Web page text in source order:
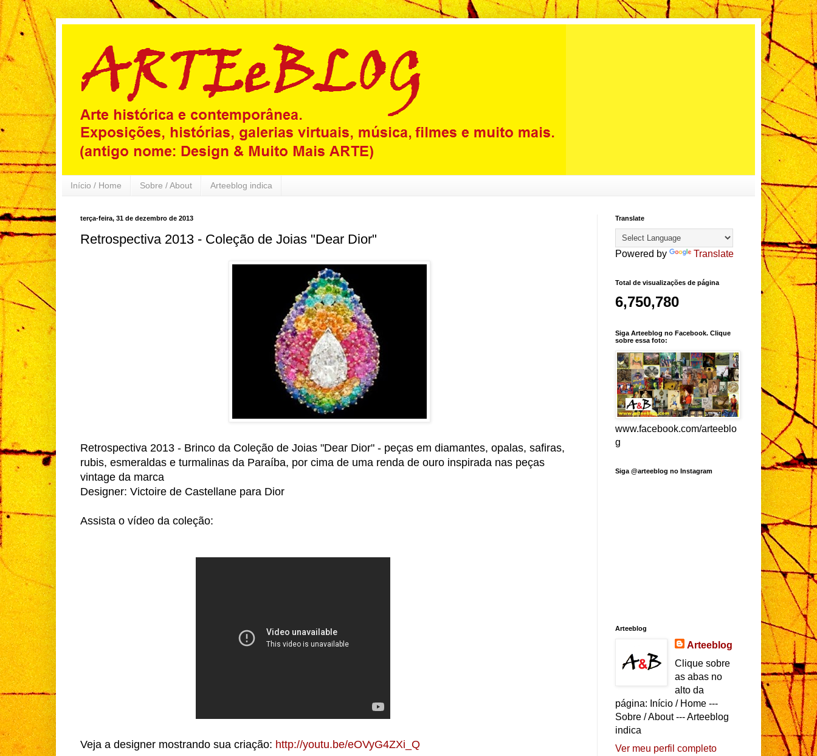
Início / Home Sobre / About Arteeblog indica
terça-feira, 31 de dezembro de 2013
Retrospectiva 2013 - Coleção de Joias "Dear Dior"
Retrospectiva 2013 - Brinco da Coleção de Joias "Dear Dior" - peças em diamantes, opalas, safiras,
rubis, esmeraldas e turmalinas da Paraíba, por cima de uma renda de ouro inspirada nas peças
vintage da marca
Designer: Victoire de Castellane para Dior
Assista o vídeo da coleção:
Veja a designer mostrando sua criação: http://youtu.be/eOVyG4ZXi_Q
Translate
Powered by Translate
Total de visualizações de página
6,750,780
Siga Arteeblog no Facebook. Clique
sobre essa foto:
www.facebook.com/arteeblo
g
Siga @arteeblog no Instagram
Arteeblog
Arteeblog
Clique sobre
as abas no
alto da
página: Início / Home ---
Sobre / About --- Arteeblog
indica
Ver meu perfil completo